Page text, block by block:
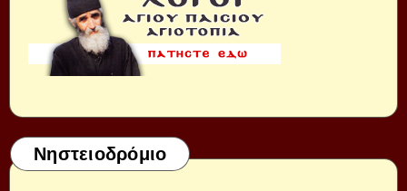
Νηστειοδρόμιο